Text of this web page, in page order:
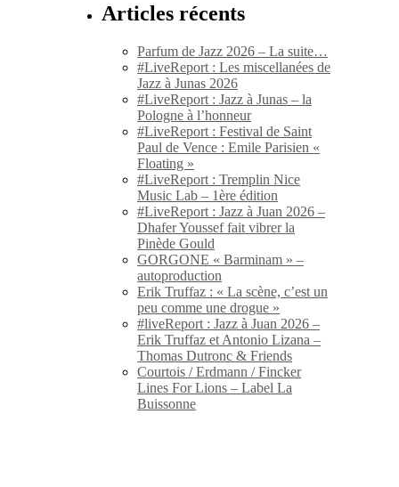
Articles récents
Parfum de Jazz 2026 – La suite…
#LiveReport : Les miscellanées de
Jazz à Junas 2026
#LiveReport : Jazz à Junas – la
Pologne à l’honneur
#LiveReport : Festival de Saint
Paul de Vence : Emile Parisien «
Floating »
#LiveReport : Tremplin Nice
Music Lab – 1ère édition
#LiveReport : Jazz à Juan 2026 –
Dhafer Youssef fait vibrer la
Pinède Gould
GORGONE « Barminam » –
autoproduction
Erik Truffaz : « La scène, c’est un
peu comme une drogue »
#liveReport : Jazz à Juan 2026 –
Erik Truffaz et Antonio Lizana –
Thomas Dutronc & Friends
Courtois / Erdmann / Fincker
Lines For Lions – Label La
Buissonne